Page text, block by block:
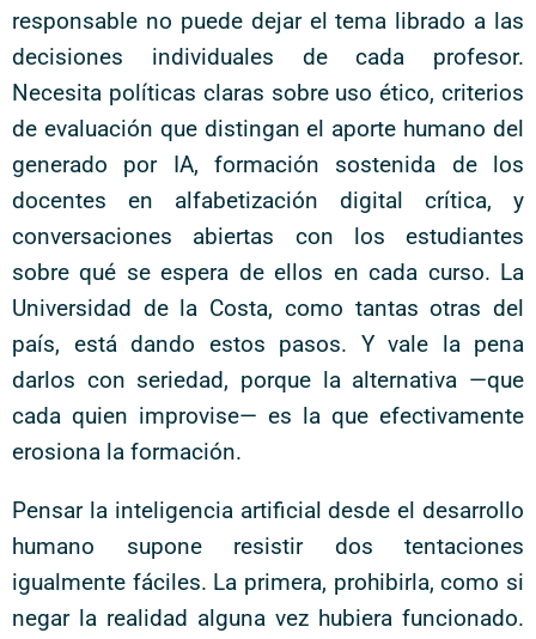
responsable no puede dejar el tema librado a las
decisiones individuales de cada profesor.
Necesita políticas claras sobre uso ético, criterios
de evaluación que distingan el aporte humano del
generado por IA, formación sostenida de los
docentes en alfabetización digital crítica, y
conversaciones abiertas con los estudiantes
sobre qué se espera de ellos en cada curso. La
Universidad de la Costa, como tantas otras del
país, está dando estos pasos. Y vale la pena
darlos con seriedad, porque la alternativa —que
cada quien improvise— es la que efectivamente
erosiona la formación.
Pensar la inteligencia artificial desde el desarrollo
humano supone resistir dos tentaciones
igualmente fáciles. La primera, prohibirla, como si
negar la realidad alguna vez hubiera funcionado.